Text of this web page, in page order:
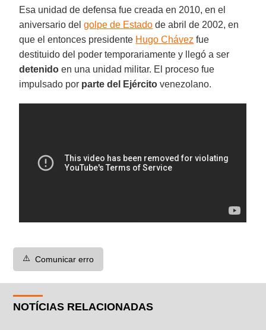
Esa unidad de defensa fue creada en 2010, en el
aniversario delgolpe de Estado de abril de 2002, en
que el entonces presidente Hugo Chávez fue
destituido del poder temporariamente y llegó a ser
detenido en una unidad militar. El proceso fue
impulsado por parte del Ejército venezolano.
⚠️ Comunicar erro
NOTÍCIAS RELACIONADAS